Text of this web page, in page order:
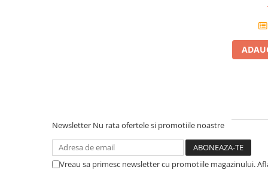
Comenzi si controllere
Efecte de lumini
Newsletter Nu rata ofertele si promotiile noastre
Vreau sa primesc newsletter cu promotiile magazinului.